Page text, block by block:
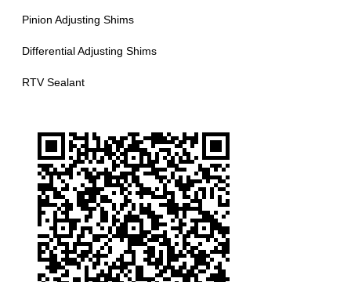
Pinion Adjusting Shims
Differential Adjusting Shims
RTV Sealant